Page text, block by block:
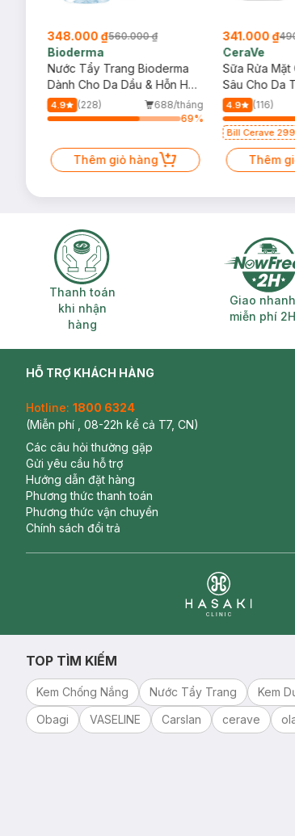
348.000 ₫560.000 ₫
Bioderma
Nước Tẩy Trang Bioderma
Dành Cho Da Dầu & Hỗn Hợp
500ml
4.9 (228)
688/tháng
69%
Thêm giỏ hàng
341.000 ₫
CeraVe
Sữa Rửa Mặt
Sâu Cho Da
Dầu 473ml
4.9 (116)
Bill Cerave
Thêm
Thanh toán khi nhận hàng
Thanh toán
khi nhận
hàng
Giao
Giao nhanh
miễn phí 2H
HỖ TRỢ KHÁCH HÀNG
Hotline: 1800 6324
(Miễn phí , 08-22h kể cả T7, CN)
Các câu hỏi thường gặp
Gửi yêu cầu hỗ trợ
Hướng dẫn đặt hàng
Phương thức thanh toán
Phương thức vận chuyển
Chính sách đổi trả
TOP TÌM KIẾM
Kem Chống Nắng Nước Tẩy Trang Kem
Obagi
VASELINE Carslan cerave